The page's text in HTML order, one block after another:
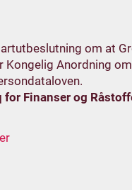
om at
Kongelig Anordning
for Finanser og